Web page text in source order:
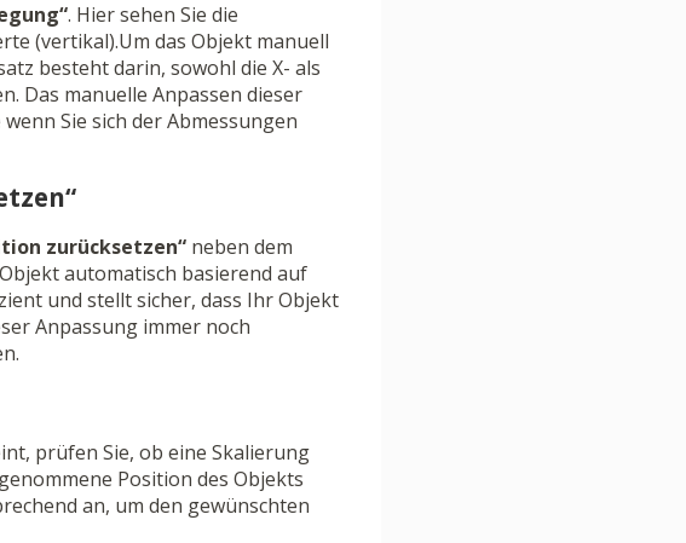
. Hier sehen Sie die
(vertikal).Um das Objekt manuell
besteht darin, sowohl die X- als
Das manuelle Anpassen dieser
Sie sich der Abmessungen
zurücksetzen“ neben dem
automatisch basierend auf
und stellt sicher, dass Ihr Objekt
Anpassung immer noch
prüfen Sie, ob eine Skalierung
Position des Objekts
an, um den gewünschten